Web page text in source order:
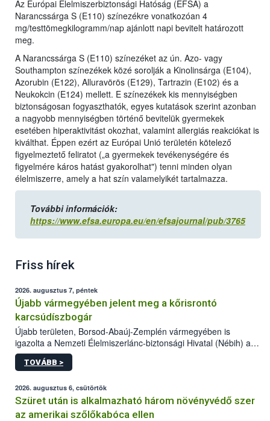
Az Európai Élelmiszerbiztonsági Hatóság (EFSA) a
Narancssárga S (E110) színezékre vonatkozóan 4
mg/testtömegkilogramm/nap ajánlott napi bevitelt határozott
meg.
A Narancssárga S (E110) színezéket az ún. Azo- vagy
Southampton színezékek közé sorolják a Kinolinsárga (E104),
Azorubin (E122), Alluravörös (E129), Tartrazin (E102) és a
Neukokcin (E124) mellett. E színezékek kis mennyiségben
biztonságosan fogyaszthatók, egyes kutatások szerint azonban
a nagyobb mennyiségben történő bevitelük gyermekek
esetében hiperaktivitást okozhat, valamint allergiás reakciókat is
kiválthat. Éppen ezért az Európai Unió területén kötelező
figyelmeztető feliratot („a gyermekek tevékenységére és
figyelmére káros hatást gyakorolhat") tenni minden olyan
élelmiszerre, amely a hat szín valamelyikét tartalmazza.
További információk:
https://www.efsa.europa.eu/en/efsajournal/pub/3765
Friss hírek
2026. augusztus 7, péntek
Újabb vármegyében jelent meg a kőrisrontó
karcsúdíszbogár
Újabb területen, Borsod-Abaúj-Zemplén vármegyében is
igazolta a Nemzeti Élelmiszerlánc-biztonsági Hivatal (Nébih) a
kőrisrontó karcsúdíszbogár (Agrilus planipennis) jelenlétét. A
kártevőt nem csak színcsapdában találták meg, de már fertőzött
az intenzív felderítést, emellett az intézkedéseket a szlovák
hatósággal is összehangolják a terjedés megállítása érdekében.
TOVÁBB >
2026. augusztus 6, csütörtök
Szüret után is alkalmazható három növényvédő szer
az amerikai szőlőkabóca ellen